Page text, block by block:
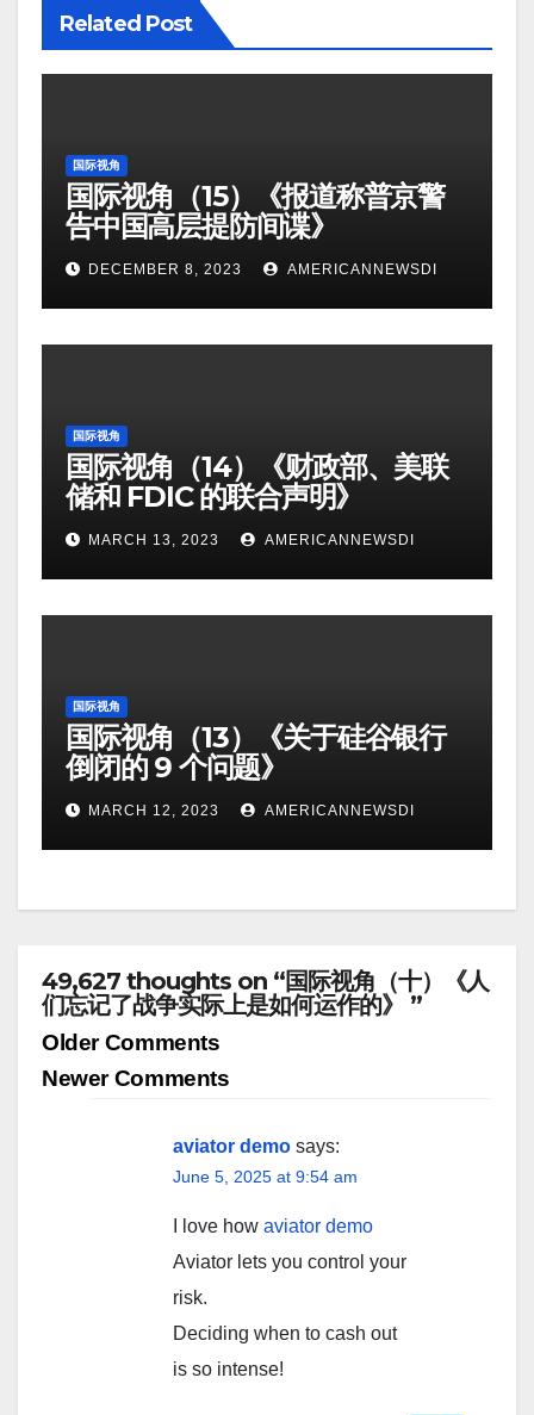
Related Post
国际视角
国际视角（15）《报道称普京警
告中国高层提防间谍》
DECEMBER 8, 2023 AMERICANNEWSDI
国际视角
国际视角（14）《财政部、美联
储和 FDIC 的联合声明》
MARCH 13, 2023 AMERICANNEWSDI
国际视角
国际视角（13）《关于硅谷银行
倒闭的 9 个问题》
MARCH 12, 2023 AMERICANNEWSDI
49,627 thoughts on “国际视角（十）《人
们忘记了战争实际上是如何运作的》 ”
Comment
navigation
Older Comments
Newer Comments
aviator demo says:
June 5, 2025 at 9:54 am
I love how aviator demo
Aviator lets you control your
risk.
Deciding when to cash out
is so intense!